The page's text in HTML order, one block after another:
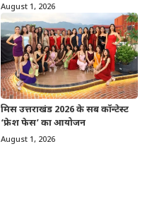
August 1, 2026
मिस उत्तराखंड 2026 के सब कॉन्टेस्ट
‘फ्रेश फेस’ का आयोजन
August 1, 2026